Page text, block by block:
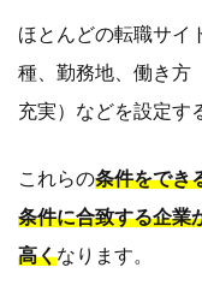
ほとんどの転職サイ
種、勤務地、働き方
充実）などを設定す
これらの条件をでき
条件に合致する企業
高くなります。